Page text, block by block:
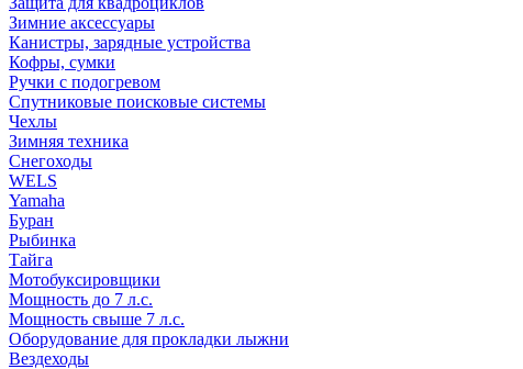
Зимние аксессуары
Канистры, зарядные устройства
Кофры, сумки
Ручки с подогревом
Спутниковые поисковые системы
Чехлы
Зимняя техника
Снегоходы
WELS
Yamaha
Буран
Рыбинка
Тайга
Мотобуксировщики
Мощность до 7 л.с.
Мощность свыше 7 л.с.
Оборудование для прокладки лыжни
Вездеходы